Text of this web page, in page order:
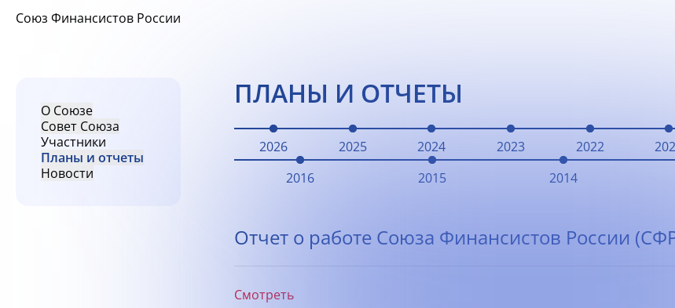
Союз Финансистов России
О Союзе
Совет Союза
Участники
Планы и отчеты
Новости
ПЛАНЫ И ОТЧЕТЫ
2026 2025 2024 2023 2022
2016
2015 2014
Отчет о работе Союза Финансистов России
Смотреть